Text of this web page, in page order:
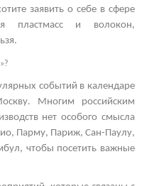
заявить о себе в сфере
пластмасс и волокон,
событий в календаре
Многим российским
нет особого смысла
Парму, Париж, Сан-Паулу,
чтобы посетить важные